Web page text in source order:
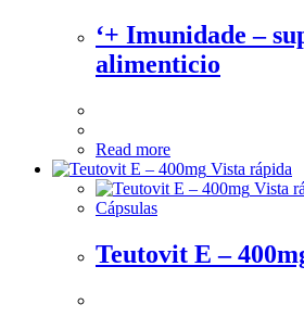
‘+ Imunidade –
alimenticio
Read more
Vista rápida
Vista
Cápsulas
Teutovit E –